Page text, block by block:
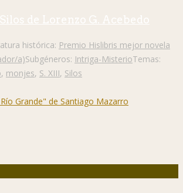
de Lorenzo G. Acebedo
histórica: Premio Hislibris mejor novela
a)Subgéneros: Intriga-MisterioTemas:
, monjes, S. XIII, Silos